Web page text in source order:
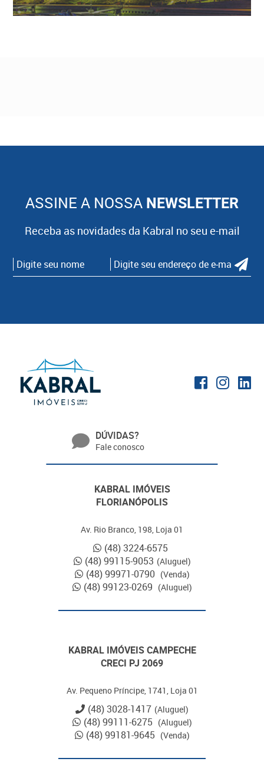
ASSINE A NOSSA NEWSLETTER
Receba as novidades da Kabral no seu e-mail
DÚVIDAS?
Fale conosco
KABRAL IMÓVEIS
FLORIANÓPOLIS
Av. Rio Branco, 198, Loja 01
(48) 3224-6575
(48) 99115-9053 (Aluguel)
(48) 99971-0790 (Venda)
(48) 99123-0269 (Aluguel)
KABRAL IMÓVEIS CAMPECHE
CRECI PJ 2069
Av. Pequeno Príncipe, 1741, Loja 01
(48) 3028-1417 (Aluguel)
(48) 99111-6275 (Aluguel)
(48) 99181-9645 (Venda)